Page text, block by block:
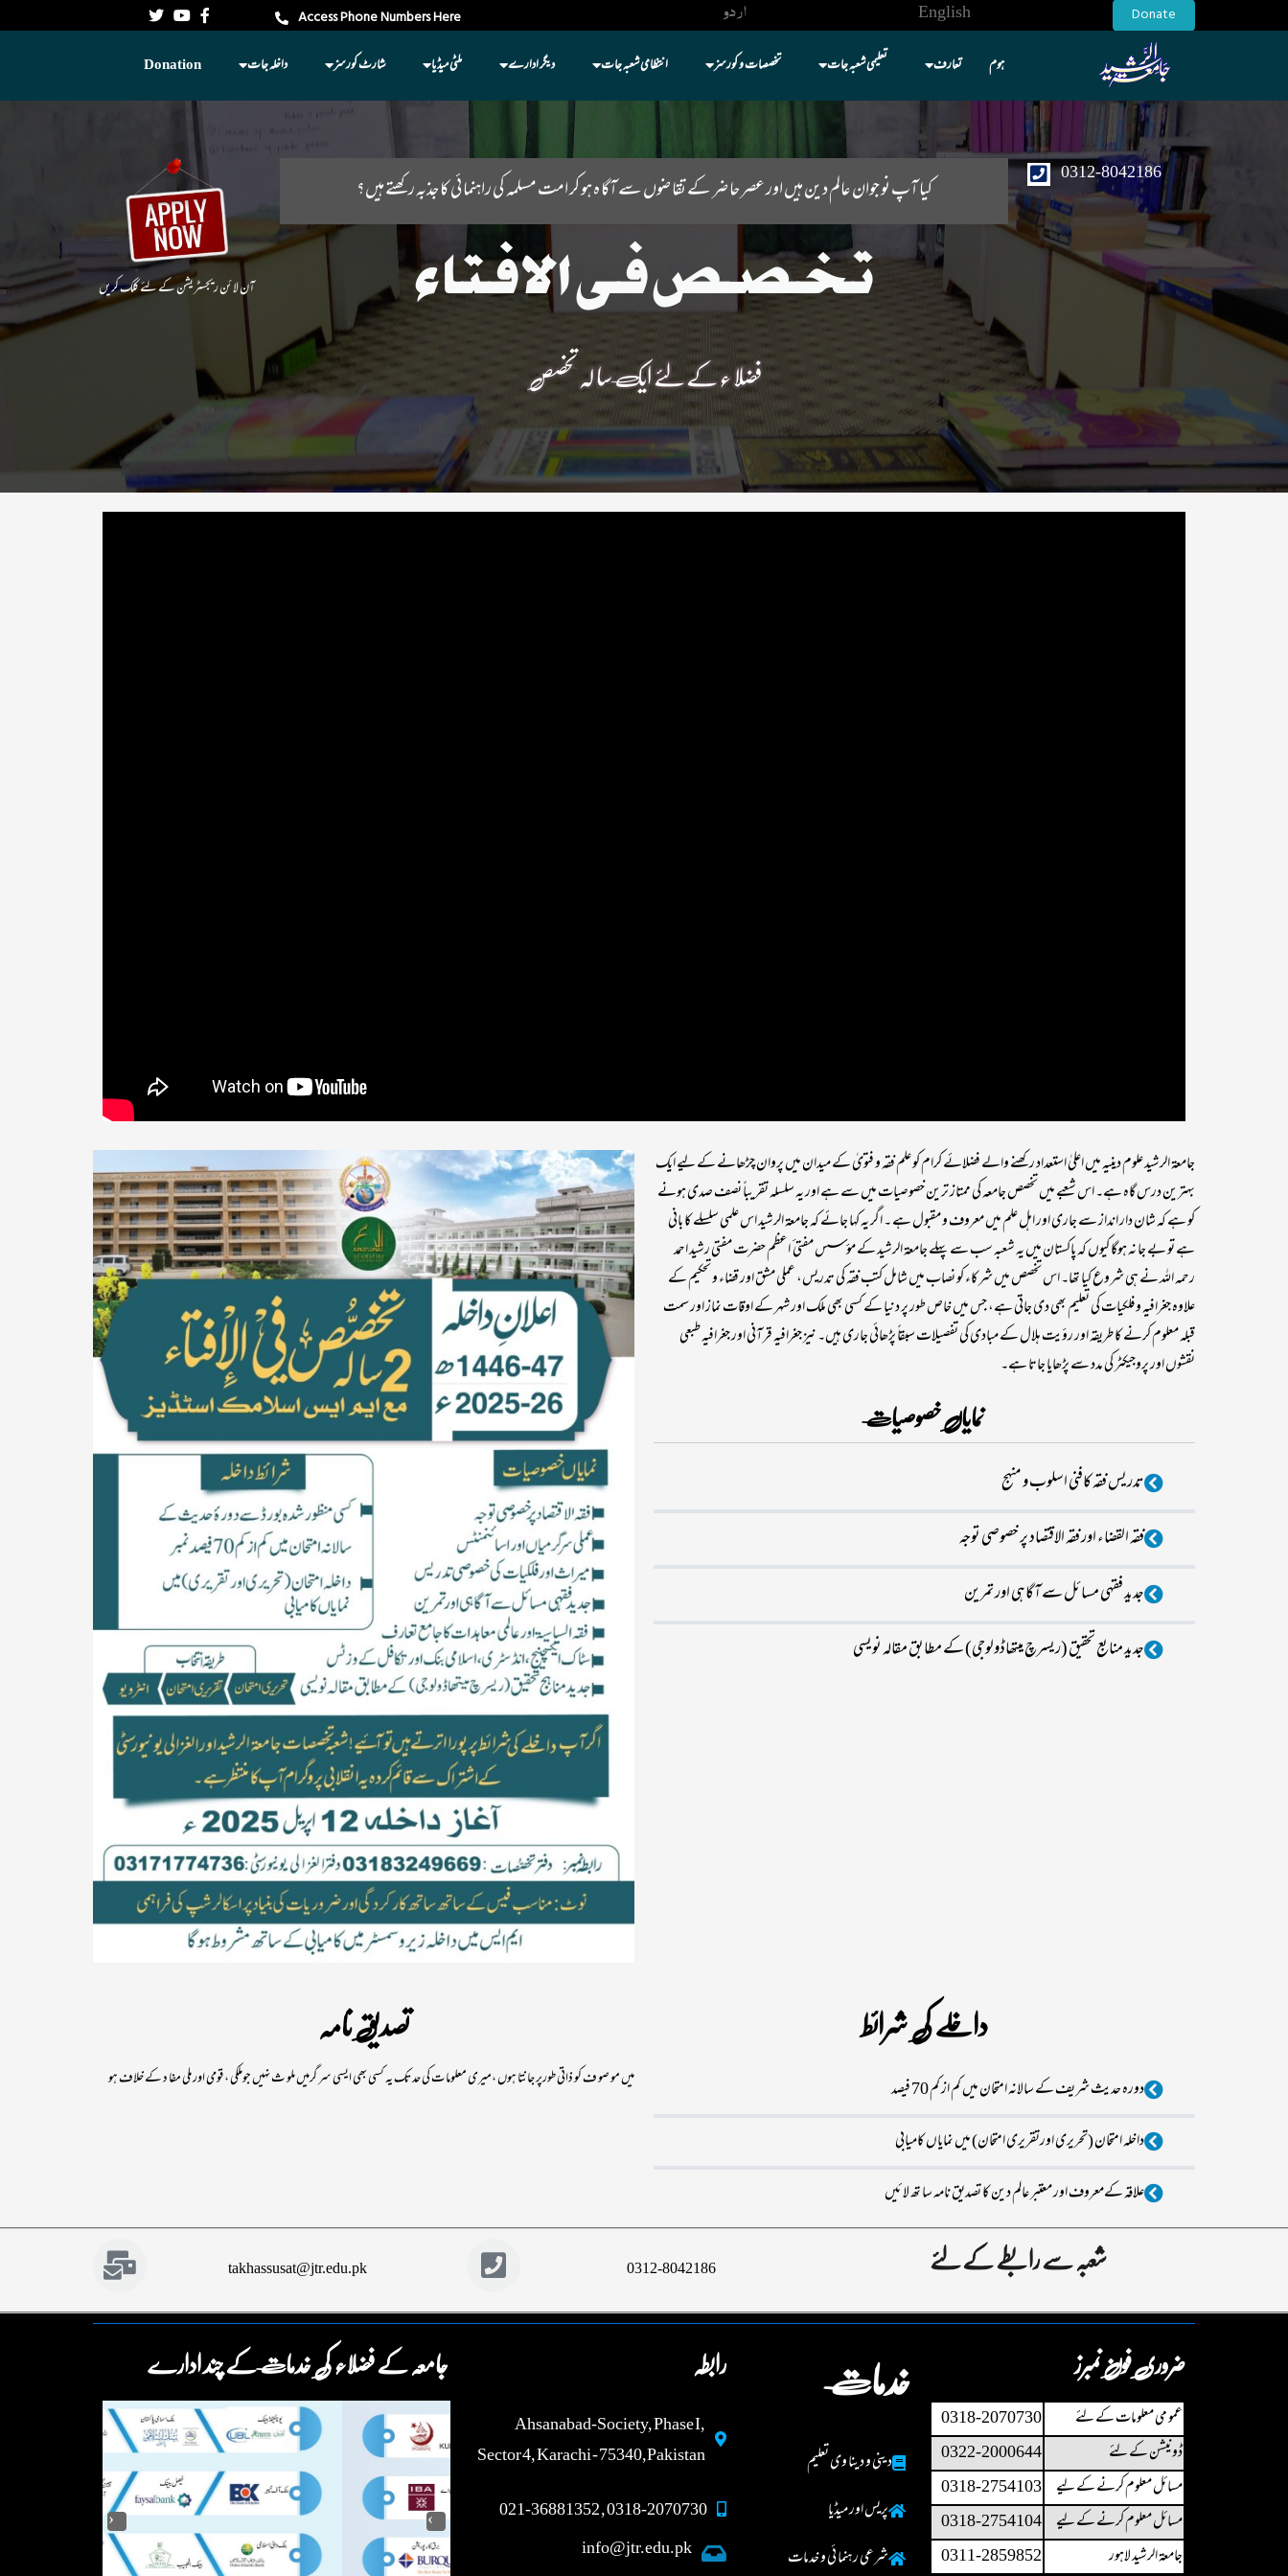
Donate
English اردو Access Phone Numbers Here
ہوم تعارف تعلیمی شعبہ جات تخصصات و کورسز انتظامی شعبہ جات دیگر ادارے ملٹی میڈیا شارٹ کورسز داخلہ جات Donation
0312-8042186 کیا آپ نو جوان عالم دین ہیں اور عصر حا ضر کے تقا ضوں سے آگا ہ ہو کر امت مسلمہ کی راہنما ئی کا جذبہ رکھتے ہیں؟
تخصص فی الافتاء
فضلا ء کے لئے ایک سا لہ تخصص
آن لا ئن ریجسٹریشن کے لئے کلک کریں
جامعۃ الرشید علوم دینیہ میں اعلیٰ استعداد رکھنے والے فضلائے کرام کو علم فقہ و فتویٰ کے میدان میں پروان چڑھانے کے لیے ایک
بہترین درس گاہ ہے۔ اس شعبے میں تخصص جامعہ کی ممتاز ترین خصوصیات میں سے ہے اور یہ سلسلہ تقریباً نصف صدی ہونے
کو ہے کہ شان دار انداز سے جاری اور اہل علم میں معروف و مقبول ہے ۔ اگر یہ کہا جائے کہ جامعۃ الرشید اس علمی سلسلے کا بانی
ہے تو بے جا نہ ہوگا کیوں کہ پاکستان میں یہ شعبہ سب سے پہلے جامعۃ الرشید کے مؤسس مفتی ٔ اعظم حضرت مفتی رشید احمد
رحمہ اللہ نے ہی شروع کیا تھا۔ اس تخصص میں شرکاء کو نصاب میں شامل کتب فقہ کی تدریس، عملی مشق اور قضاء و تحکیم کے
علاوہ جغرافیہ و فلکیات کی تعلیم بھی دی جاتی ہے، جس میں خاص طور پر دنیا کے کسی بھی ملک اور شہر کے اوقات نماز اور سمت
قبلہ معلوم کرنے کا طریقہ اور رؤیت ہلال کے مبادی کی تفصیلات سبقاً پڑھائی جاری ہیں۔ نیز جغرافیہ قرآنی اور جغرافیہ طبعی
نقشوں اور پروجیکٹر کی مدد سے پڑھایا جاتا ہے۔
نمایاں خصوصیات
تدریس فقہ کافنی اسلوب و منہج
فقه القضاء اور فقہ الاقتصاد پر خصوصی توجہ
جدید فقہی مسائل سے آگاہی اور تمرین
جدید منابع تحقیق (ریسرچ میتھاڈولوجی) کے مطابق مقالہ نویسی
داخلے کی شرائط
دورہ حدیث شریف کے سالانہ امتحان میں کم از کم 70 فیصد
داخلہ امتحان (تحریری اورتقریری امتحان) میں نمایاں کامیابی
علاقہ کےمعروف اور معتبر عالم دین کا تصدیق نامہ سا تھ لا ئیں
تصدیق نامہ
میں مو صو ف کو ذاتی طورپر جانتا ہوں ،میری معلومات کی حد تک یہ کسی بھی ایسی سر گرمیں ملو ث نہیں جوملکی ، قومی اور ملی مفا د کے خلاف ہو
شعبہ سے رابطے کے لئے 0312-8042186
takhassusat@jtr.edu.pk
ضروری فون نمبرز
عمو می معلومات کے لئے
0318-2070730
ڈونیشن کے لئے
0322-2000644
مسائل معلوم کرنے کے لیے 0318-2754103
مسائل معلوم کرنے کے لیے 0318-2754104
جامعۃ الرشید لاہور
0311-2859852
خدمات
دینی و دینا وی تعلیم
پریس اور میڈیا
شرعی رہنما ئی و خدمات
رابطہ
Ahsanabad-Society, Phase I,
Sector 4, Karachi - 75340,Pakistan
0318-2070730 , 021-36881352
info@jtr.edu.pk
جامعہ کے فضلاء کی خدمات کے چند ادارے
‹ ›